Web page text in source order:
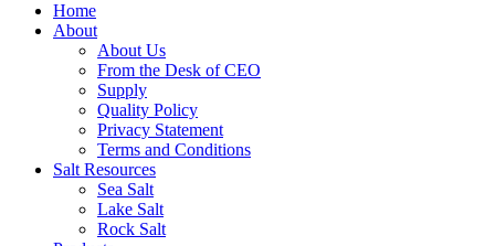
Home
About
About Us
From the Desk of CEO
Supply
Quality Policy
Privacy Statement
Terms and Conditions
Salt Resources
Sea Salt
Lake Salt
Rock Salt